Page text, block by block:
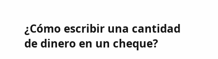
¿Cómo escribir una cantidad
de dinero en un cheque?